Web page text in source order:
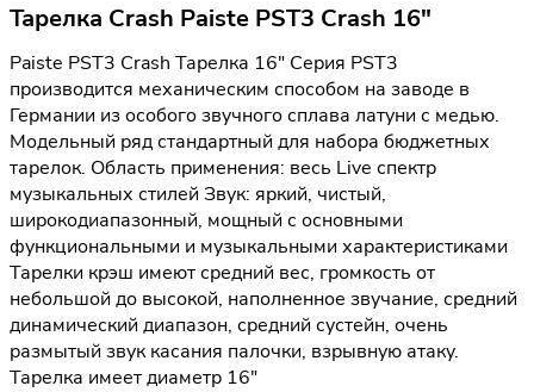
Тарелка Crash Paiste PST3 Crash 16"
Paiste PST3 Crash Тарелка 16" Серия PST3
производится механическим способом на заводе в
Германии из особого звучного сплава латуни с медью.
Модельный ряд стандартный для набора бюджетных
тарелок. Область применения: весь Live спектр
музыкальных стилей Звук: яркий, чистый,
широкодиапазонный, мощный с основными
функциональными и музыкальными характеристиками
Тарелки крэш имеют средний вес, громкость от
небольшой до высокой, наполненное звучание, средний
динамический диапазон, средний сустейн, очень
размытый звук касания палочки, взрывную атаку.
Тарелка имеет диаметр 16"